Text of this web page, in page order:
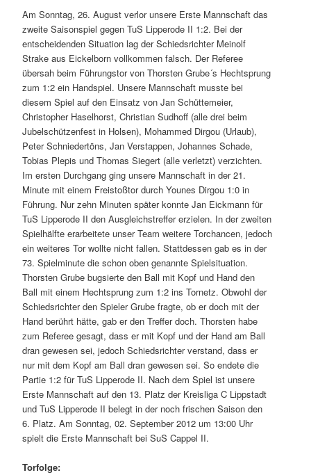
Am Sonntag, 26. August verlor unsere Erste Mannschaft das
zweite Saisonspiel gegen TuS Lipperode II 1:2. Bei der
entscheidenden Situation lag der Schiedsrichter Meinolf
Strake aus Eickelborn vollkommen falsch. Der Referee
übersah beim Führungstor von Thorsten Grube´s Hechtsprung
zum 1:2 ein Handspiel. Unsere Mannschaft musste bei
diesem Spiel auf den Einsatz von Jan Schüttemeier,
Christopher Haselhorst, Christian Sudhoff (alle drei beim
Jubelschützenfest in Holsen), Mohammed Dirgou (Urlaub),
Peter Schniedertöns, Jan Verstappen, Johannes Schade,
Tobias Plepis und Thomas Siegert (alle verletzt) verzichten.
Im ersten Durchgang ging unsere Mannschaft in der 21.
Minute mit einem Freistoßtor durch Younes Dirgou 1:0 in
Führung. Nur zehn Minuten später konnte Jan Eickmann für
TuS Lipperode II den Ausgleichstreffer erzielen. In der zweiten
Spielhälfte erarbeitete unser Team weitere Torchancen, jedoch
ein weiteres Tor wollte nicht fallen. Stattdessen gab es in der
73. Spielminute die schon oben genannte Spielsituation.
Thorsten Grube bugsierte den Ball mit Kopf und Hand den
Ball mit einem Hechtsprung zum 1:2 ins Tornetz. Obwohl der
Schiedsrichter den Spieler Grube fragte, ob er doch mit der
Hand berührt hätte, gab er den Treffer doch. Thorsten habe
zum Referee gesagt, dass er mit Kopf und der Hand am Ball
dran gewesen sei, jedoch Schiedsrichter verstand, dass er
nur mit dem Kopf am Ball dran gewesen sei. So endete die
Partie 1:2 für TuS Lipperode II. Nach dem Spiel ist unsere
Erste Mannschaft auf den 13. Platz der Kreisliga C Lippstadt
und TuS Lipperode II belegt in der noch frischen Saison den
6. Platz. Am Sonntag, 02. September 2012 um 13:00 Uhr
spielt die Erste Mannschaft bei SuS Cappel II.
Torfolge: